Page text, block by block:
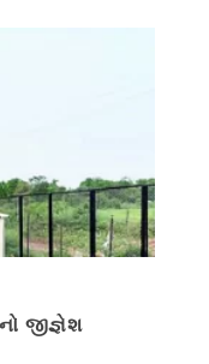
જીજ્ઞેશ